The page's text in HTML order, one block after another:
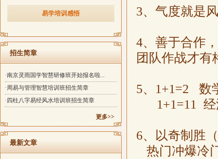
易学培训感悟
招生简章
·南京灵雨国学智慧研修班开始报名啦...
·周易与管理智慧培训班招生简章
·四柱八字易经风水培训班招生简章
更多>>
最新文章
3、气度就是
4、善于合作
团队作战才有
5、1+1=2 数
1+1=11 经
6、以奇制胜
热门冲爆冷